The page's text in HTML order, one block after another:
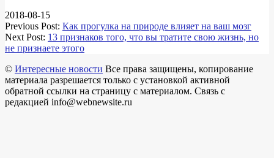
2018-08-15
Previous Post: Как прогулка на природе влияет на ваш мозг
Next Post: 13 признаков того, что вы тратите свою жизнь, но
не признаете этого
© Интересные новости Все права защищены, копирование
материала разрешается только с установкой активной
обратной ссылки на страницу с материалом. Связь с
редакцией info@webnewsite.ru